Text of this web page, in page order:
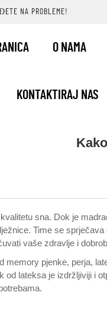
NA PROBLEME!
O NAMA
KONTAKTIRAJ NAS
sna. Dok je
Time se
vaše zdravlje i
memory pjenke, perja,
od lateksa je izdržljiviji i